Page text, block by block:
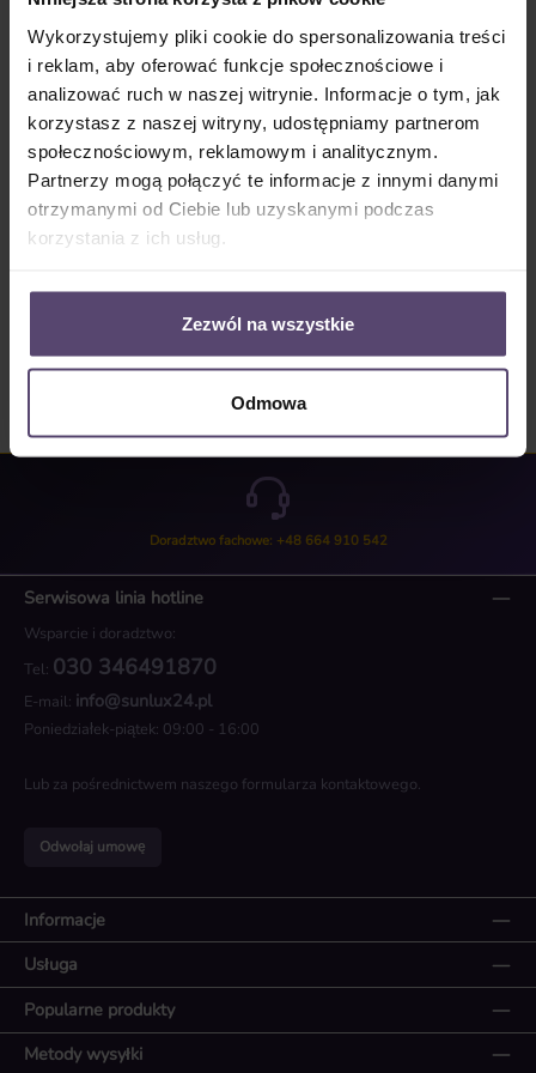
Wykorzystujemy pliki cookie do spersonalizowania treści
i reklam, aby oferować funkcje społecznościowe i
analizować ruch w naszej witrynie. Informacje o tym, jak
korzystasz z naszej witryny, udostępniamy partnerom
społecznościowym, reklamowym i analitycznym.
Partnerzy mogą połączyć te informacje z innymi danymi
otrzymanymi od Ciebie lub uzyskanymi podczas
korzystania z ich usług.
Zezwól na wszystkie
Odmowa
Ilość produktu: Wprowadź żądaną ilość lub użyj przycisków, aby zwiększyć lub
Do koszyka
Numer produktu:MU_LV_B0780_PG0
Opis
Doradztwo fachowe: +48 664 910 542
Serwisowa linia hotline
Wsparcie i doradztwo:
Tel: 030 346491870
E-mail: info@sunlux24.pl
Poniedziałek-piątek: 09:00 - 16:00
Lub za pośrednictwem naszego formularza kontaktowego.
Odwołaj umowę
Informacje
Usługa
Popularne produkty
Metody wysyłki